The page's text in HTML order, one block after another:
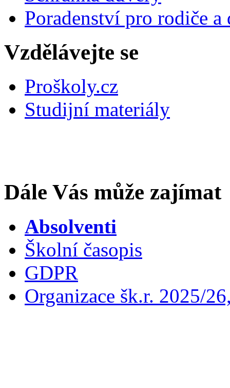
Poradenství pro rodiče
Vzdělávejte se
Proškoly.cz
Studijní materiály
Dále Vás může zajímat
Absolventi
Školní časopis
GDPR
Organizace šk.r. 2025/